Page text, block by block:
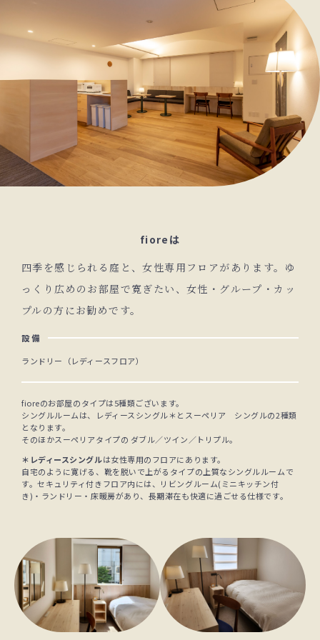
fioreは
四季を感じられる庭と、女性専用フロアがあります。ゆ
っくり広めのお部屋で寛ぎたい、女性・グループ・カッ
プルの方にお勧めです。
設備
ランドリー（レディースフロア）
fioreのお部屋のタイプは5種類ございます。
シングルルームは、レディースシングル＊とスーペリア シングルの2種類
となります。
そのほかスーペリアタイプの ダブル／ツイン／トリプル。
＊レディースシングルは女性専用のフロアにあります。
自宅のように寛げる、靴を脱いで上がるタイプの上質なシングルルームで
す。セキュリティ付きフロア内には、リビングルーム(ミニキッチン付
き)・ランドリー・床暖房があり、長期滞在も快適に過ごせる仕様です。